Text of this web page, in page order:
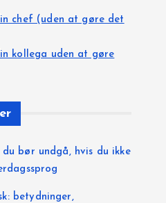
chef (uden at gøre det
kollega uden at gøre
bør undgå, hvis du ikke
betydninger,